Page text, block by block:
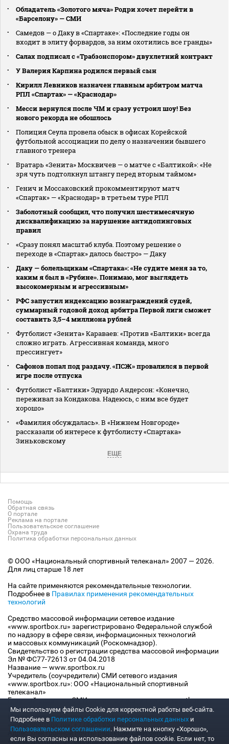
Обладатель «Золотого мяча» Родри хочет перейти в
«Барселону» — СМИ
Самедов — о Даку в «Спартаке»: «Последние годы он
входит в элиту форвардов, за ним охотились все гранды»
Салах подписал с «Трабзонспором» двухлетний контракт
У Валерия Карпина родился первый сын
Кирилл Левников назначен главным арбитром матча
РПЛ «Спартак» — «Краснодар»
Месси вернулся после ЧМ и сразу устроил шоу! Без
нового рекорда не обошлось
Полиция Сеула провела обыск в офисах Корейской
футбольной ассоциации по делу о назначении бывшего
главного тренера
Вратарь «Зенита» Москвичев — о матче с «Балтикой»: «Не
зря чуть подтолкнул штангу перед вторым таймом»
Генич и Моссаковский прокомментируют матч
«Спартак» — «Краснодар» в третьем туре РПЛ
Заболотный сообщил, что получил шестимесячную
дисквалификацию за нарушение антидопинговых
правил
«Сразу понял масштаб клуба. Поэтому решение о
переходе в «Спартак» далось быстро» — Даку
Даку — болельщикам «Спартака»: «Не судите меня за то,
каким я был в «Рубине». Понимаю, мог выглядеть
высокомерным и агрессивным»
РФС запустил индексацию вознаграждений судей,
суммарный годовой доход арбитра Первой лиги сможет
составить 3,5–4 миллиона рублей
Футболист «Зенита» Караваев: «Против «Балтики» всегда
сложно играть. Агрессивная команда, много
прессингует»
Сафонов попал под раздачу. «ПСЖ» провалился в первой
игре после отпуска
Футболист «Балтики» Эдуардо Андерсон: «Конечно,
переживал за Кондакова. Надеюсь, с ним все будет
хорошо»
«Фамилия обсуждалась». В «Нижнем Новгороде»
рассказали об интересе к футболисту «Спартака»
Зиньковскому
ЕЩЕ
Помощь
Обратная связь
О портале
Реклама на портале
Пользовательское соглашение
Охрана труда
Политика обработки персональных данных
© ООО «Национальный спортивный телеканал» 2007 — 2026.
Для лиц старше 18 лет
На сайте применяются рекомендательные технологии.
Подробнее в Правилах применения рекомендательных
технологий
Средство массовой информации сетевое издание
«www.sportbox.ru» зарегистрировано Федеральной службой
по надзору в сфере связи, информационных технологий
и массовых коммуникаций (Роскомнадзор).
Свидетельство о регистрации средства массовой информации
Эл № ФС77-72613 от 04.04.2018
Название — www.sportbox.ru
Учредитель (соучредители) СМИ сетевого издания
«www.sportbox.ru»: ООО «Национальный спортивный
телеканал»
Главный редактор СМИ сетевого издания «www.sportbox.ru»:
Конов В.А.
Номер телефона редакции СМИ сетевого издания
«www.sportbox.ru»: +7 (495) 653 8419
Адрес электронной почты редакции СМИ сетевого издания
«www.sportbox.ru»: editor@sportbox.ru
Мы используем файлы Сookie для корректной работы веб-сайта.
Подробнее в Политике обработки персональных данных и
Пользовательском соглашении. Нажмите на кнопку «Хорошо»,
если Вы согласны на использование файлов cookie. Если нет, то